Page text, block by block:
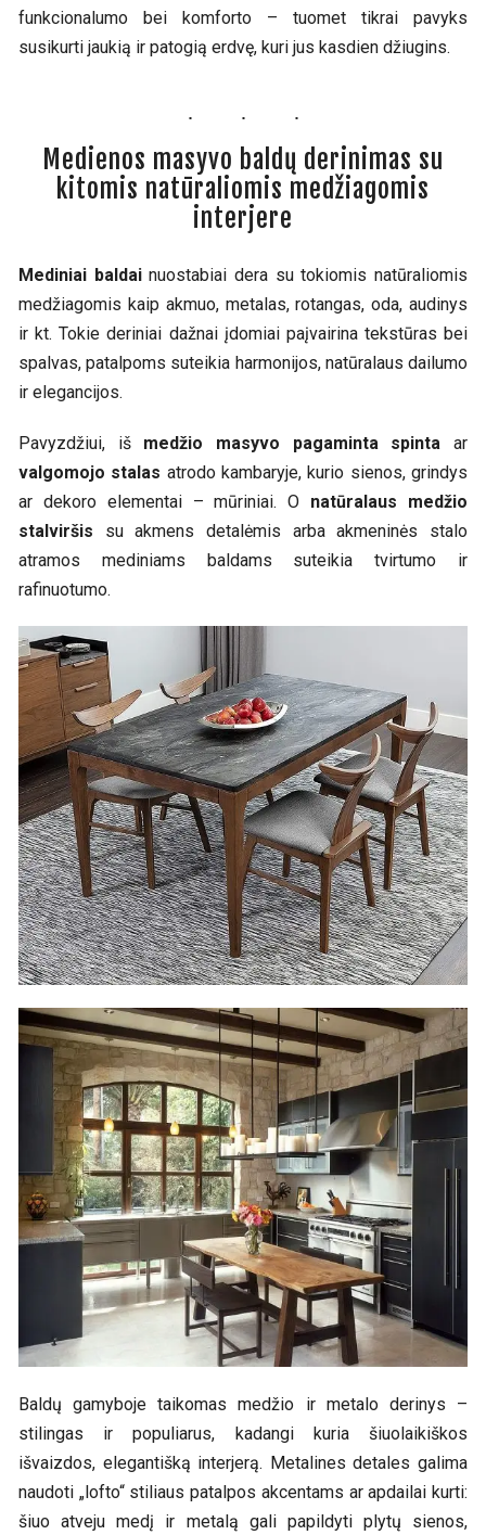
funkcionalumo bei komforto – tuomet tikrai pavyks
susikurti jaukią ir patogią erdvę, kuri jus kasdien džiugins.
Medienos masyvo baldų derinimas su
kitomis natūraliomis medžiagomis
interjere
Mediniai baldainuostabiai dera su tokiomis natūraliomis
medžiagomis kaip akmuo, metalas, rotangas, oda, audinys
ir kt. Tokie deriniai dažnai įdomiai paįvairina tekstūras bei
spalvas, patalpoms suteikia harmonijos, natūralaus dailumo
ir elegancijos.
Pavyzdžiui, iš medžio masyvo pagaminta spinta ar
valgomojo stalas atrodo kambaryje, kurio sienos, grindys
ar dekoro elementai – mūriniai. O natūralaus medžio
stalviršis su akmens detalėmis arba akmeninės stalo
atramos mediniams baldams suteikia tvirtumo ir
rafinuotumo.
Baldų gamyboje taikomas medžio ir metalo derinys –
stilingas ir populiarus, kadangi kuria šiuolaikiškos
išvaizdos, elegantišką interjerą. Metalines detales galima
naudoti „lofto“ stiliaus patalpos akcentams ar apdailai kurti:
šiuo atveju medį ir metalą gali papildyti plytų sienos,